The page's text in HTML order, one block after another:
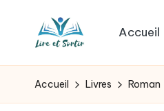
L
i
livres
pour
Accueil
Accueil Livres Roman